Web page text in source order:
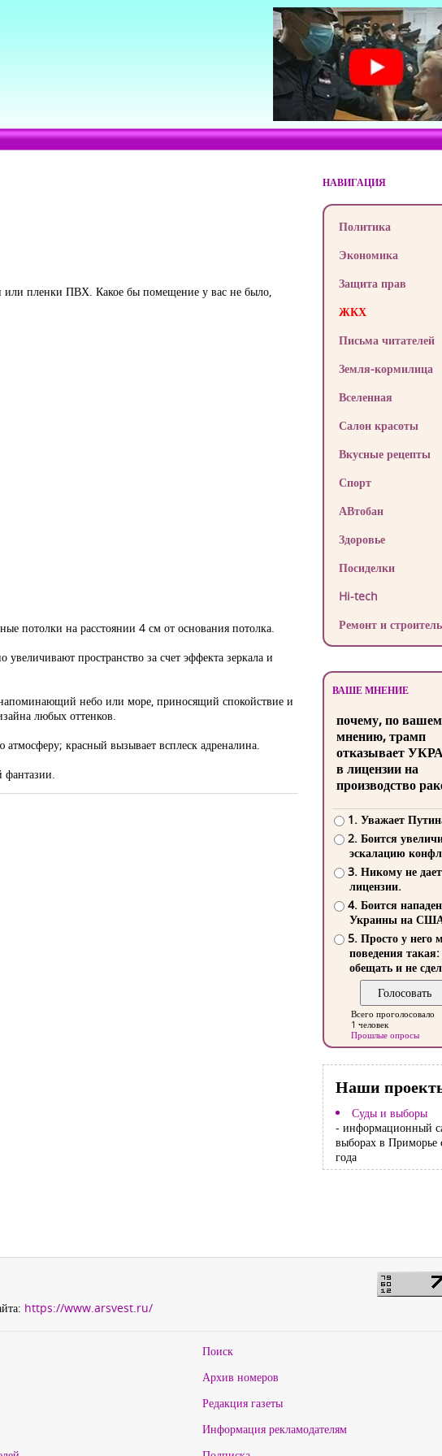
или пленки ПВХ. Какое бы помещение у вас не было,
потолки на расстоянии 4 см от основания потолка.
пространство за счет эффекта зеркала и
небо или море, приносящий спокойствие и
любых оттенков.
красный вызывает всплеск адреналина.
фантазии.
НАВИГАЦИЯ
Политика
Экономика
Защита прав
ЖКХ
Письма читателей
Земля-кормилица
Вселенная
Салон красоты
Вкусные рецепты
Спорт
АВтобан
Здоровье
Посиделки
Hi-tech
Ремонт и
ВАШЕ МНЕНИЕ
почему, по
мнению, трамп
отказывает
в лицензии на
производство
1. Уважает
2. Боится
эскалацию
3. Никому не
лицензии.
4. Боится
Украины на
5. Просто у него
поведения такая:
обещать и не
Всего проголосовало
1 человек
Прошлые опросы
Наши
Суды и выборы
- информационный
выборах в Приморье
года
https://www.arsvest.ru/
Поиск
Архив номеров
Редакция газеты
Информация рекламодателям